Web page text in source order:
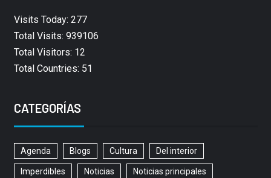
Visits Today: 277
Total Visits: 939106
Total Visitors: 12
Total Countries: 51
CATEGORÍAS
Agenda Blogs Cultura Del interior
Imperdibles Noticias Noticias principales